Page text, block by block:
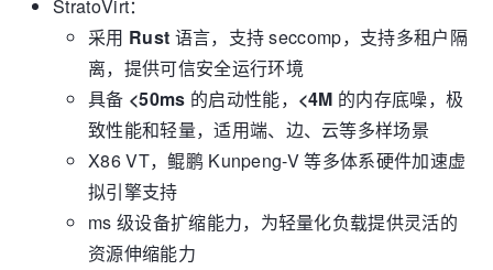
StratoVirt：
采用 Rust 语言，支持 seccomp，支持多租户隔
离，提供可信安全运行环境
具备 <50ms 的启动性能， <4M 的内存底噪，极
致性能和轻量，适用端、边、云等多样场景
X86 VT，鲲鹏 Kunpeng-V 等多体系硬件加速虚
拟引擎支持
ms 级设备扩缩能力，为轻量化负载提供灵活的
资源伸缩能力